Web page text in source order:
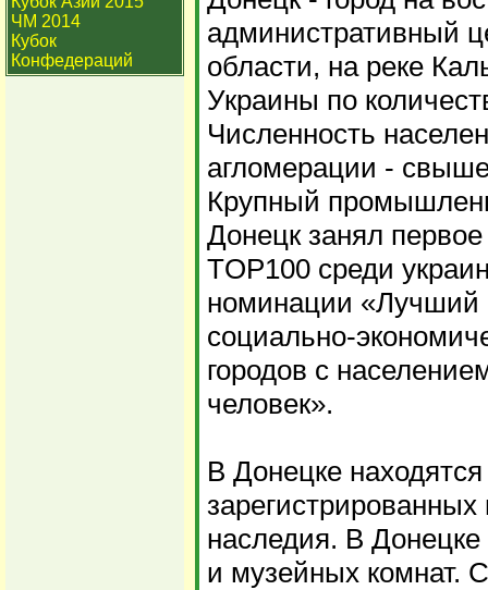
ЧМ 2014
Кубок
Конфедераций
административный
области, на реке
Украины по
Численность
агломерации -
Крупный
Донецк занял
TOP100 среди
номинации «Лучший
социально-
городов с
человек».
В Донецке
зарегистрированных
наследия. В
и музейных комнат.